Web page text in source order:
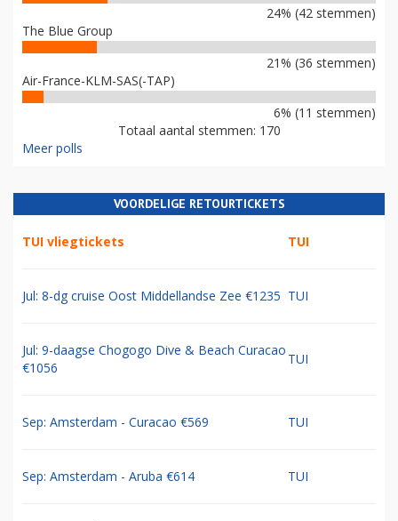
24% (42 stemmen)
The Blue Group
21% (36 stemmen)
Air-France-KLM-SAS(-TAP)
6% (11 stemmen)
Totaal aantal stemmen: 170
Meer polls
VOORDELIGE RETOURTICKETS
TUI vliegtickets TUI
Jul: 8-dg cruise Oost Middellandse Zee €1235 TUI
Jul: 9-daagse Chogogo Dive & Beach Curacao
€1056
TUI
Sep: Amsterdam - Curacao €569 TUI
Sep: Amsterdam - Aruba €614 TUI